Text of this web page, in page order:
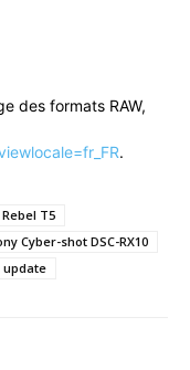
des for­mats RAW,
.
Rebel T5
Cyber-shot DSC-RX10
update